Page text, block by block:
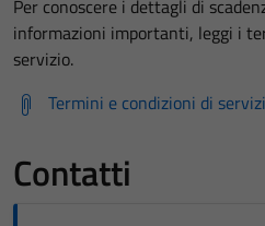
Per conoscere i dettagli di
informazioni importanti, leggi i
servizio.
Termini e condizioni di
Contatti